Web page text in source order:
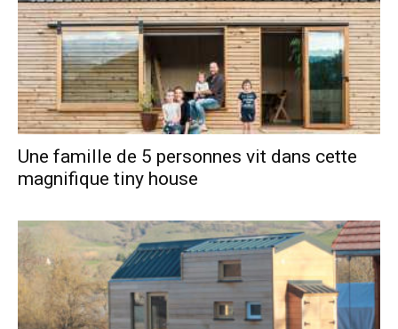
Une famille de 5 personnes vit dans cette
magnifique tiny house